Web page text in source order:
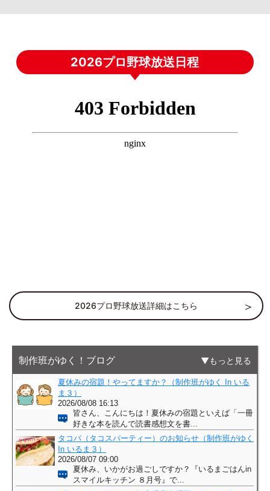
2026プロ野球放送日程
2026プロ野球放送詳細はこちら
制作班がゆく！ブログ もっと見る